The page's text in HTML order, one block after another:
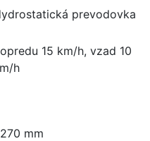
prevodovka
15 km/h, vzad 10
h
mm